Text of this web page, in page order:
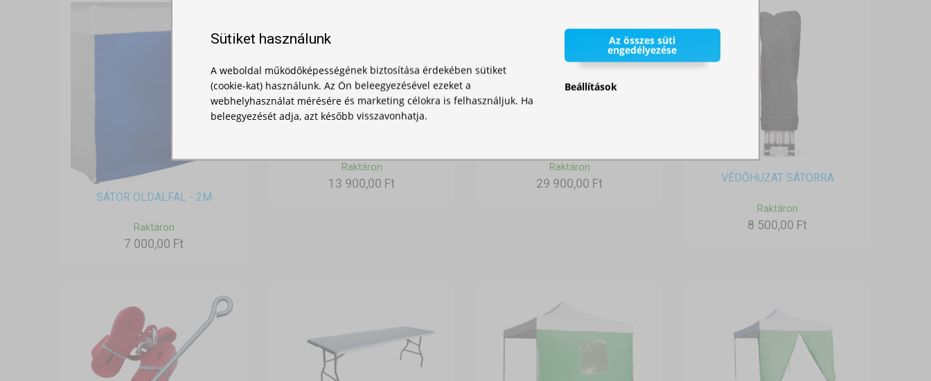
SÁTOR OLDALFAL - 2M
Raktáron
7 000,00 Ft
Raktáron
13 900,00 Ft
Raktáron
29 900,00 Ft VÉDŐHUZAT SÁTORRA
Raktáron
8 500,00 Ft
Sütiket használunk
A weboldal működőképességének biztosítása érdekében sütiket
(cookie-kat) használunk. Az Ön beleegyezésével ezeket a
webhelyhasználat mérésére és marketing célokra is felhasználjuk. Ha
beleegyezését adja, azt később visszavonhatja.
Az összes süti
engedélyezése
Beállítások